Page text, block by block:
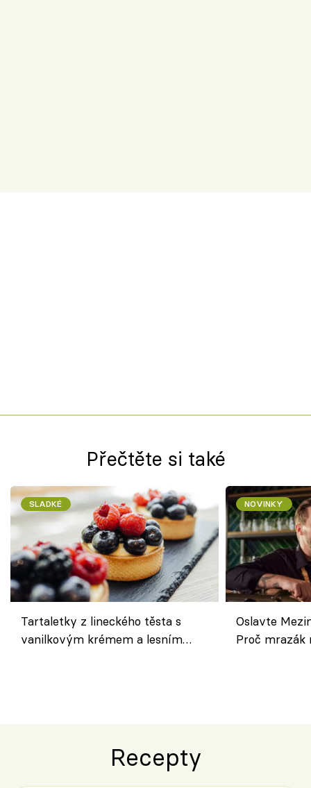
Přečtěte si také
SLADKÉ
Tartaletky z lineckého těsta s
vanilkovým krémem a lesním
NOVINKY
Oslavte
Proč
Recepty